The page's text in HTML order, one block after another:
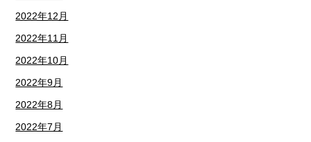
2022年12月
2022年11月
2022年10月
2022年9月
2022年8月
2022年7月